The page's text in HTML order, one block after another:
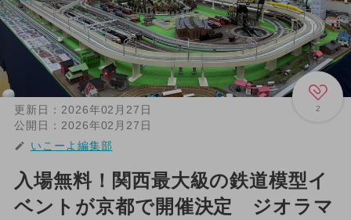
2
更新日： 2026年02月27日
公開日： 2026年02月27日
いこーよ編集部
入場無料！関西最大級の鉄道模型イ
ベントが京都で開催決定 ジオラマ